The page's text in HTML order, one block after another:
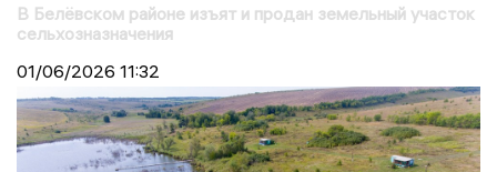
В Белёвском районе изъят и продан земельный участок
сельхозназначения
01/06/2026 11:32